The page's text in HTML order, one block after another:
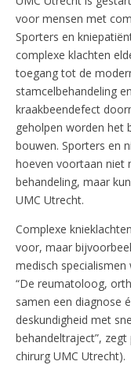
voor mensen met
Sporters en
complexe klachten
toegang tot de
stamcelbehandeling
kraakbeendefect
geholpen worden het
bouwen. Sporters en
hoeven voortaan niet
behandeling, maar
UMC Utrecht.
Complexe
voor, maar
medisch
“De reumatoloog,
samen een diagnose
deskundigheid met
behandeltraject”,
chirurg UMC Utrecht).